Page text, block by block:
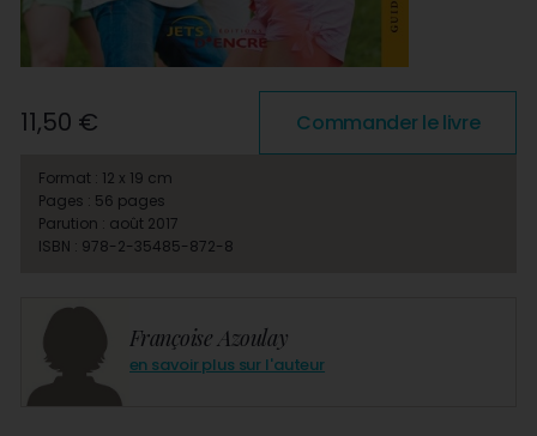
Françoise Azoulay
en savoir plus sur l'auteur
11,50 € Commander le livre
Format : 12 x 19 cm
Pages : 56 pages
Parution : août 2017
ISBN : 978-2-35485-872-8